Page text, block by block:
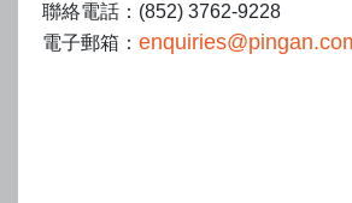
以彌補基金存放的全數金額。因
聯絡電話：(852) 3762-9228
電子郵箱：